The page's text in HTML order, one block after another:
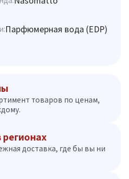
Парфюмерная вода (EDP)
товаров по ценам,
доставка, где бы вы ни